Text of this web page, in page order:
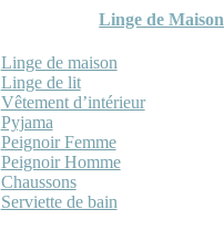
Linge de Maison
Linge de maison
Linge de lit
Vêtement d’intérieur
Pyjama
Peignoir Femme
Peignoir Homme
Chaussons
Serviette de bain